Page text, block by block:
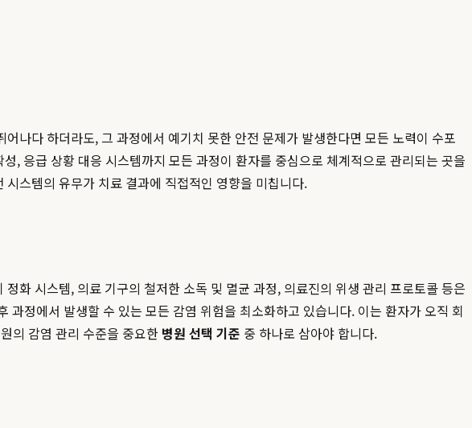
나다 하더라도, 그 과정에서 예기치 못한 안전 문제가 발생한다면 모든 노력이 수포
, 응급 상황 대응 시스템까지 모든 과정이 환자를 중심으로 체계적으로 관리되는 곳을
스템의 유무가 치료 결과에 직접적인 영향을 미칩니다.
화 시스템, 의료 기구의 철저한 소독 및 멸균 과정, 의료진의 위생 관리 프로토콜 등은
과정에서 발생할 수 있는 모든 감염 위험을 최소화하고 있습니다. 이는 환자가 오직 회
의 감염 관리 수준을 중요한 병원 선택 기준 중 하나로 삼아야 합니다.